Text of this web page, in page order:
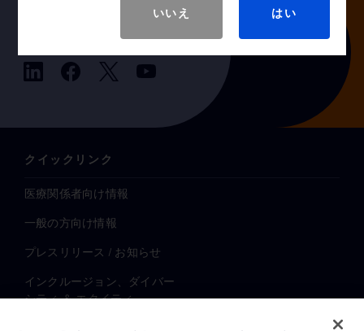
クイックリンク
医療関係者向け情報
一般の方向け情報
プレスリリース / お知らせ
インクルージョン、ダイバー
シティ ＆ エクイティ
いいえ はい